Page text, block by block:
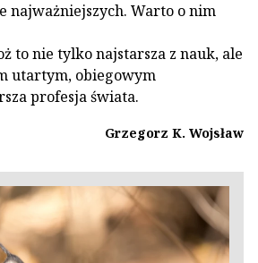
najważniejszych. Warto o nim
to nie tylko najstarsza z nauk, ale
utartym, obiegowym
profesja świata.
Grzegorz K. Wojsław